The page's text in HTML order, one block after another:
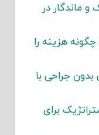
ماندگار در
هزینه را
بدون جراحی با
برای